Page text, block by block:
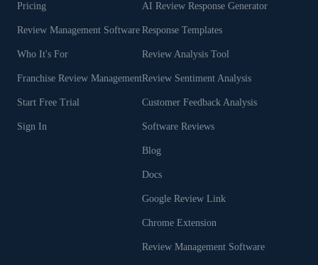
Pricing
Review Management Software
Who It's For
Franchise Review Management
Start Free Trial
Sign In
AI Review Response Generator
Response Templates
Review Analysis Tool
Review Sentiment Analysis
Customer Feedback Analysis
Software Reviews
Blog
Docs
Google Review Link
Chrome Extension
Review Management Software